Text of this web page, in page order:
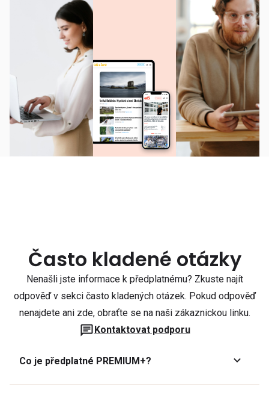
Často kladené otázky
Nenašli jste informace k předplatnému? Zkuste najít
odpověď v sekci často kladených otázek. Pokud odpověď
nenajdete ani zde, obraťte se na naši zákaznickou linku.
Kontaktovat podporu
Co je předplatné PREMIUM+?